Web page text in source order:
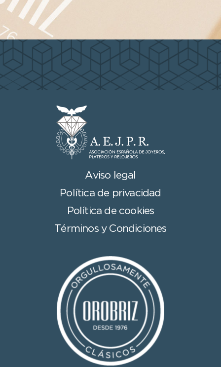
Aviso legal
Política de privacidad
Política de cookies
Términos y Condiciones